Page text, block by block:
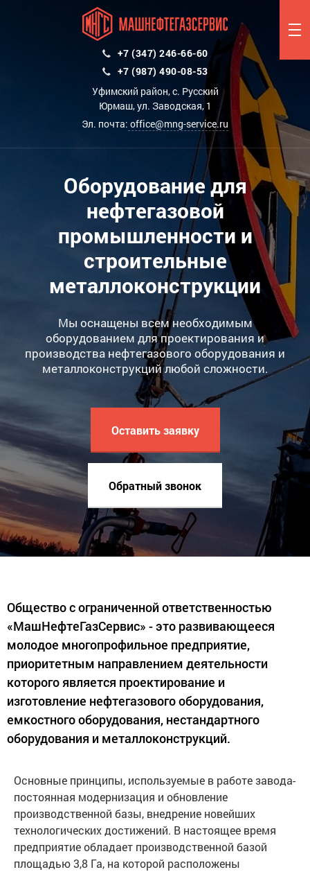
+7 (347) 246-66-60
+7 (987) 490-08-53
Уфимский район, с. Русский
Юрмаш, ул. Заводская, 1
Эл. почта: office@mng-service.ru
Оборудование для
нефтегазовой
промышленности и
строительные
металлоконструкции
Мы оснащены всем необходимым
оборудованием для проектирования и
производства нефтегазового оборудования и
металлоконструкций любой сложности.
Оставить заявку
Обратный звонок
Общество с ограниченной ответственностью
«МашНефтеГазСервис» - это развивающееся
молодое многопрофильное предприятие,
приоритетным направлением деятельности
которого является проектирование и
изготовление нефтегазового оборудования,
емкостного оборудования, нестандартного
оборудования и металлоконструкций.
Основные принципы, используемые в работе завода-
постоянная модернизация и обновление
производственной базы, внедрение новейших
технологических достижений. В настоящее время
предприятие обладает производственной базой
площадью 3,8 Га, на которой расположены